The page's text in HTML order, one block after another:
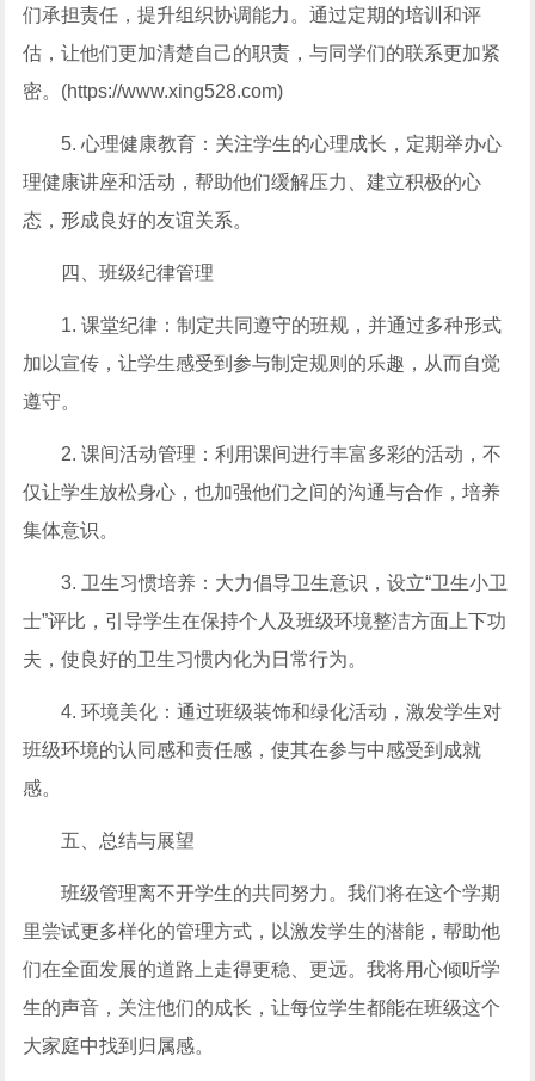
们承担责任，提升组织协调能力。通过定期的培训和评
估，让他们更加清楚自己的职责，与同学们的联系更加紧
密。(https://www.xing528.com)
5. 心理健康教育：关注学生的心理成长，定期举办心
理健康讲座和活动，帮助他们缓解压力、建立积极的心
态，形成良好的友谊关系。
四、班级纪律管理
1. 课堂纪律：制定共同遵守的班规，并通过多种形式
加以宣传，让学生感受到参与制定规则的乐趣，从而自觉
遵守。
2. 课间活动管理：利用课间进行丰富多彩的活动，不
仅让学生放松身心，也加强他们之间的沟通与合作，培养
集体意识。
3. 卫生习惯培养：大力倡导卫生意识，设立“卫生小卫
士”评比，引导学生在保持个人及班级环境整洁方面上下功
夫，使良好的卫生习惯内化为日常行为。
4. 环境美化：通过班级装饰和绿化活动，激发学生对
班级环境的认同感和责任感，使其在参与中感受到成就
感。
五、总结与展望
班级管理离不开学生的共同努力。我们将在这个学期
里尝试更多样化的管理方式，以激发学生的潜能，帮助他
们在全面发展的道路上走得更稳、更远。我将用心倾听学
生的声音，关注他们的成长，让每位学生都能在班级这个
大家庭中找到归属感。